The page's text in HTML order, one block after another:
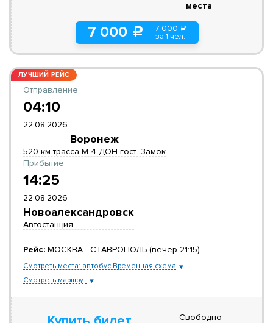
7 000 c 7 000 a
за 1 чел.
места
ЛУЧШИЙ РЕЙС
Отправление
04:10
22.08.2026
Воронеж
520 км трасса М-4 ДОН гост. Замок
Прибытие
14:25
22.08.2026
Новоалександровск
Автостанция
Рейс: МОСКВА - СТАВРОПОЛЬ (вечер 21:15)
Смотреть места: автобус Временная схема
Смотреть маршрут
Свободно